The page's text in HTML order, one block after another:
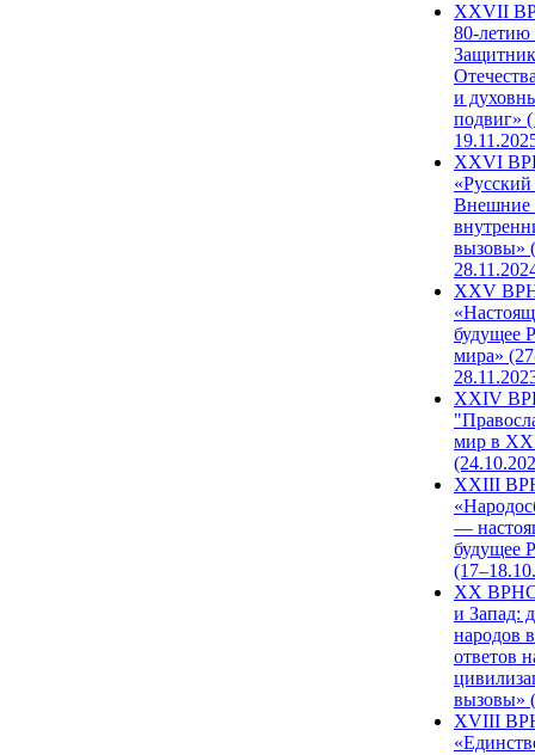
ХХVII
80-
и
подвиг»
XXVI
Внешние
вызовы»
XXV
будущее
мира»
XXIV
мир в
XXIII
—
будущее
XX ВРНС
и Запад:
народов
ответов
вызовы»
XVIII